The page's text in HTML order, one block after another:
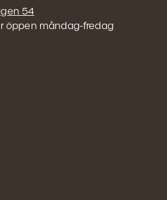
54
öppen måndag-fredag